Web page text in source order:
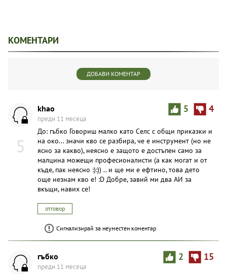
КОМЕНТАРИ
ДОБАВИ КОМЕНТАР
5
5 4
khao
преди 11 месеца
До: гъбко Говориш малко като Селс с общи приказки и
на око... значи кво се разбира, че е инструмент (но не
ясно за какво), неясно е защото е достъпен само за
малцина можещи професионалисти (а как могат и от
къде, пак неясно :):)) .. и ще ми е ефтино, това дето
още незнам кво е! :D Добре, завий ми два АИ за
вкъщи, навих се!
отговор
Сигнализирай за неуместен коментар
2 15
гъбко
преди 11 месеца